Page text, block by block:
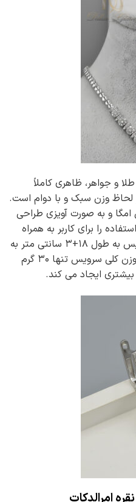
و جواهر، ظاهری کاملاً
لحاظ وزن سبک و با دوام است.
و به صورت آویزی طراحی
را برای کاربر به همراه
دارد. همچنین، دستبند این سرویس به طول ۱۸+۳ سانتی متر به
راحتی بر روی دست قرار گرفته و وزن کلی سرویس تنها ۳۰ گرم
ایجاد می کند.